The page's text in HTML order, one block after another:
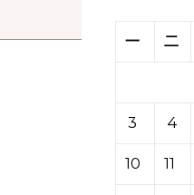
一
二
3 4
10 11